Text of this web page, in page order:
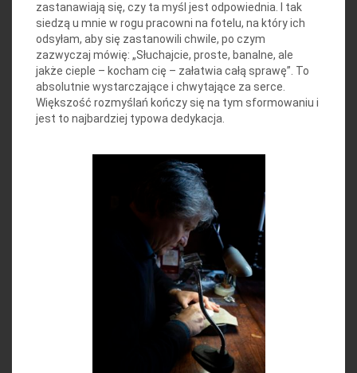
zastanawiają się, czy ta myśl jest odpowiednia. I tak
siedzą u mnie w rogu pracowni na fotelu, na który ich
odsyłam, aby się zastanowili chwile, po czym
zazwyczaj mówię: „Słuchajcie, proste, banalne, ale
jakże cieple – kocham cię – załatwia całą sprawę”. To
absolutnie wystarczające i chwytające za serce.
Większość rozmyślań kończy się na tym sformowaniu i
jest to najbardziej typowa dedykacja.